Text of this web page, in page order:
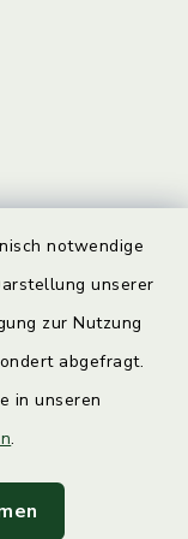
notwendige
unserer
zur Nutzung
abgefragt.
in unseren
.